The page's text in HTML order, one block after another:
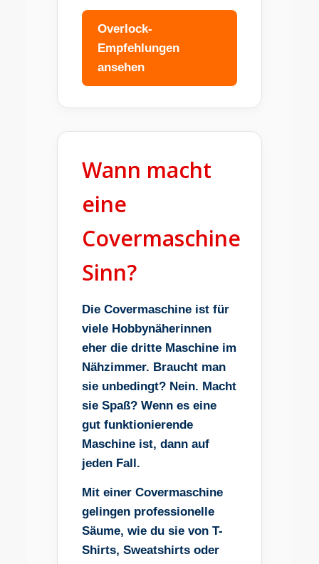
Overlock-
Empfehlungen
ansehen
Wann macht
eine
Covermaschine
Sinn?
Die Covermaschine ist für
viele Hobbynäherinnen
eher die dritte Maschine im
Nähzimmer. Braucht man
sie unbedingt? Nein. Macht
sie Spaß? Wenn es eine
gut funktionierende
Maschine ist, dann auf
jeden Fall.
Mit einer Covermaschine
gelingen professionelle
Säume, wie du sie von T-
Shirts, Sweatshirts oder